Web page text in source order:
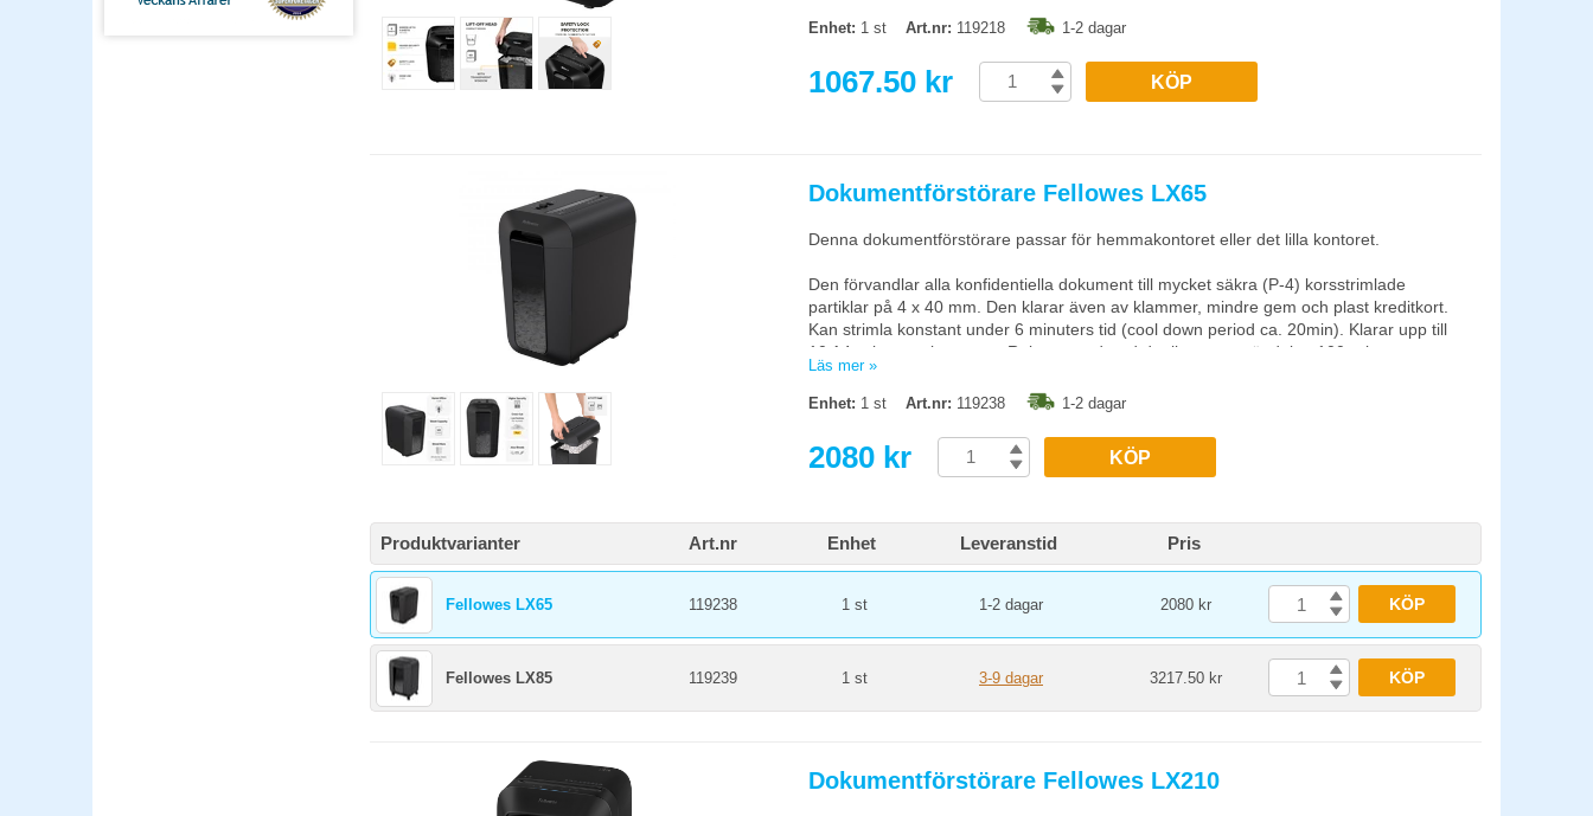
Safety Lock®-teknik som låser dokumentförstöraren när den inte används, vilket
att toppen avlägsnas.
Enhet: 1 st Art.nr: 119218 1-2 dagar
1067.50 kr KÖP
Dokumentförstörare Fellowes LX65
Denna dokumentförstörare passar för hemmakontoret eller det lilla kontoret.
Den förvandlar alla konfidentiella dokument till mycket säkra (P-4) korsstrimlade
partiklar på 4 x 40 mm. Den klarar även av klammer, mindre gem och plast kreditkort.
Kan strimla konstant under 6 minuters tid (cool down period ca. 20min). Klarar upp till
10 A4-ark per arbetspass. Rekommenderad daglig maxanvändning 100 ark.
Safety Lock®-teknik som låser dokumentförstöraren när den inte används, vilket
att toppen avlägsnas.
Läs mer »
Enhet: 1 st Art.nr: 119238 1-2 dagar
2080 kr KÖP
Produktvarianter Art.nr Enhet Leveranstid Pris
Fellowes LX65 119238 1 st 1-2 dagar 2080 kr KÖP
Fellowes LX85 119239 1 st 3-9 dagar 3217.50 kr KÖP
Dokumentförstörare Fellowes LX210